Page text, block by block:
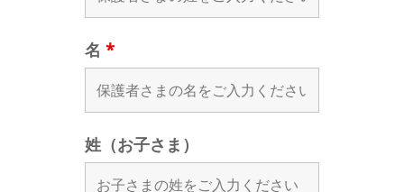
名 *
姓（お子さま）